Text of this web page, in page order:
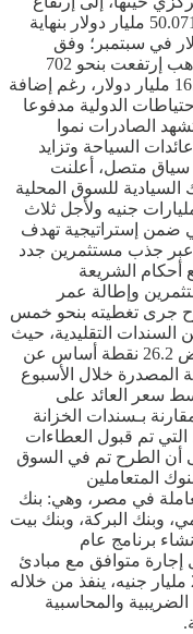
صافي الإحتياطي النقدي الأجنبي ليسجل 50.071 مليار دولار بنهاية
بــ49.534 مليار دولار في سبتمبر؛ وفق
البيانات الرسمية. كما أوضح أن أرصدة الذهب إرتفعت بنحو 702
مليون دولار خلال الشهر ذاته لتصل إلى 16.5 مليار دولار، رغم إضافة
الدولية مدفوعا
الصادرات نموا
السياحة وتزايد
سياق متصل، أعلنت
للسوق المحلية
نظام المتعاملين الرئيسيين، بقيمة 3 مليارات جنيه ولأجل ثلاث
ضمن إستراتيجية تهدف
عبر جذب مستثمرين جدد
أحكام الشريعة
وإطالة عمر
جرى تغطيته بنحو خمس
التقليدية، حيث
بلغ متوسط عائد الصكوك 21.56%، بإنخفاض 26.2 نقطة أساس عن
المصدرة خلال الأسبوع
أن متوسط سعر العائد على
نقطة أساس مقارنة بـسندات الخزانة
تم قبول العطاءات
وأشارت إلى أن الطرح تم في السوق
من خلال 16 بنكا من بنوك المتعاملين
في مصر، وهي: بنك
وبنك البركة، وبنك بيت
برنامج عام
إجارة متوافق مع مبادئ
الشريعة الإسلامية، بحجم إجمالي يبلغ 200 مليار جنيه، ينفذ من خلاله
والمحاسبية